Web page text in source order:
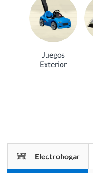
Juegos
Exterior
Electrohogar